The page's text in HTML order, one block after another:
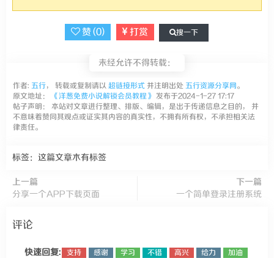
赞 (0) 打赏 搜一下
未经允许不得转载：
作者: 五行， 转载或复制请以 超链接形式 并注明出处 五行资源分享网。
原文地址：
《洋葱免费小说解锁会员教程》 发布于2024-1-27 17:17
帖子声明： 本站对文章进行整理、排版、编辑，是出于传递信息之目的， 并
不意味着赞同其观点或证实其内容的真实性，不拥有所有权，不承担相关法
律责任。
标签：这篇文章木有标签
上一篇
分享一个APP下载页面
下一篇
一个简单登录注册系统
评论
快速回复: 支持 感谢 学习 不错 高兴 给力
加油